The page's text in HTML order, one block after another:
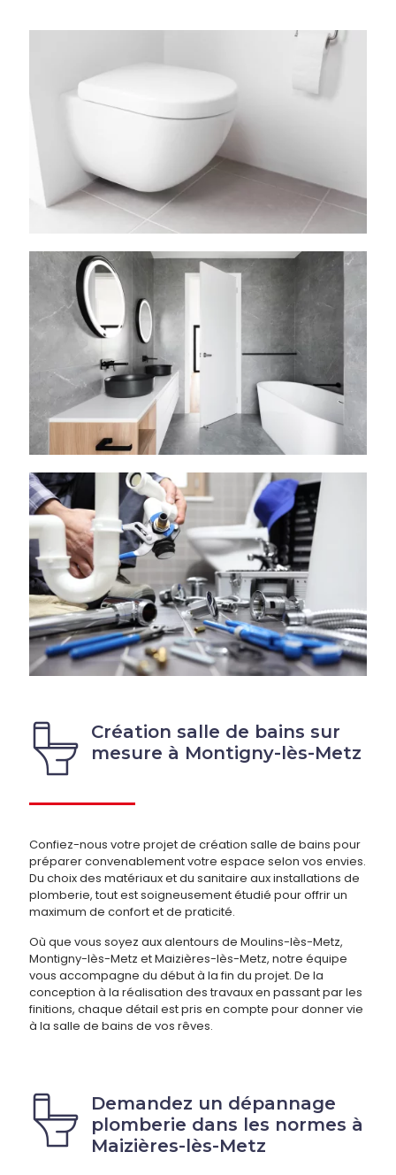
Création salle de bains sur
mesure à Montigny-lès-Metz
Confiez-nous votre projet de création salle de bains pour
préparer convenablement votre espace selon vos envies.
Du choix des matériaux et du sanitaire aux installations de
plomberie, tout est soigneusement étudié pour offrir un
maximum de confort et de praticité.
Où que vous soyez aux alentours de Moulins-lès-Metz,
Montigny-lès-Metz et Maizières-lès-Metz, notre équipe
vous accompagne du début à la fin du projet. De la
conception à la réalisation des travaux en passant par les
finitions, chaque détail est pris en compte pour donner vie
à la salle de bains de vos rêves.
Demandez un dépannage
plomberie dans les normes à
Maizières-lès-Metz